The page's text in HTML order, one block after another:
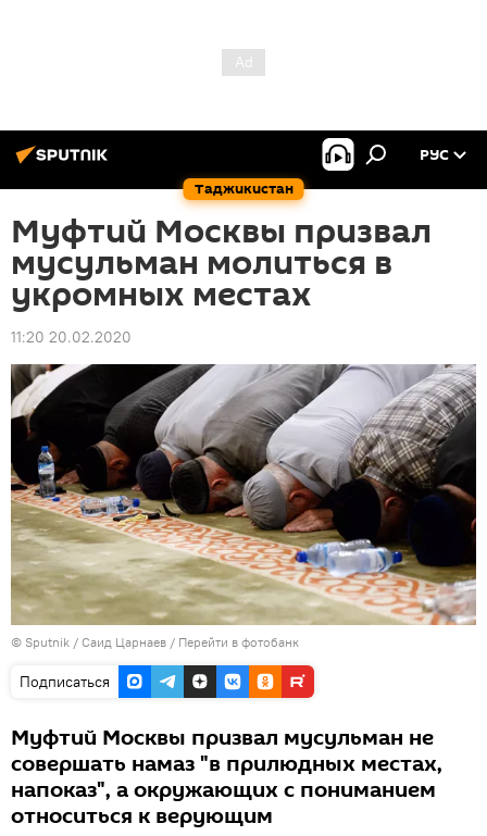
Таджикистан
РУС
Муфтий Москвы призвал
мусульман молиться в
укромных местах
11:20 20.02.2020
© Sputnik / Саид Царнаев / Перейти в фотобанк
Подписаться
Муфтий Москвы призвал мусульман не
совершать намаз "в прилюдных местах,
напоказ", а окружающих с пониманием
относиться к верующим